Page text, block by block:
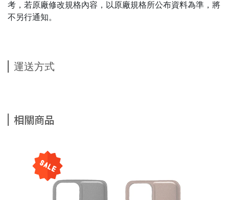
考，若原廠修改規格內容，以原廠規格所公布資料為準，將
不另行通知。
運送方式
相關商品